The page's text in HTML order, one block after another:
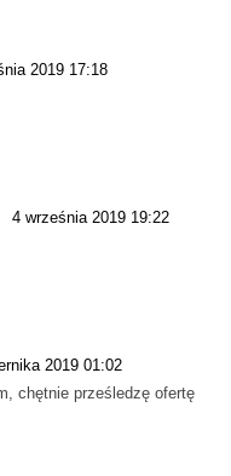
2019 17:18
4 września 2019 19:22
2019 01:02
chętnie prześledzę ofertę